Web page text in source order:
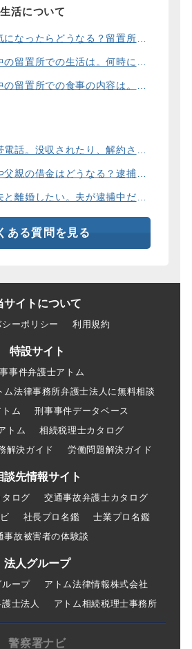
活について
うなる？留置所の健康診断、診療、医療行為、手術は。
活は。何時に起きて、何時に寝るの？部屋や食事の様子は？
食事の内容は。食事代は支払わないといけないの？
収されたり、解約されたり、見られたりするの？
金はどうなる？逮捕中の借金の支払い方法は。
したい。夫が逮捕中だと慰謝料は増えるの？
ある質問を見る
サイトについて
ーポリシー 利用規約
特設サイト
事件弁護士アトム
ム法律事務所弁護士法人に無料相談
ム
刑事事件データベース
トム
相続税理士カタログ
解決ガイド
労働問題解決ガイド
談先情報サイト
ログ
交通事故弁護士カタログ
社長プロ名鑑
士業プロ名鑑
事故被害者の体験談
法人グループ
ループ
アトム法律情報株式会社
士法人
アトム相続税理士事務所
警察署ナビ